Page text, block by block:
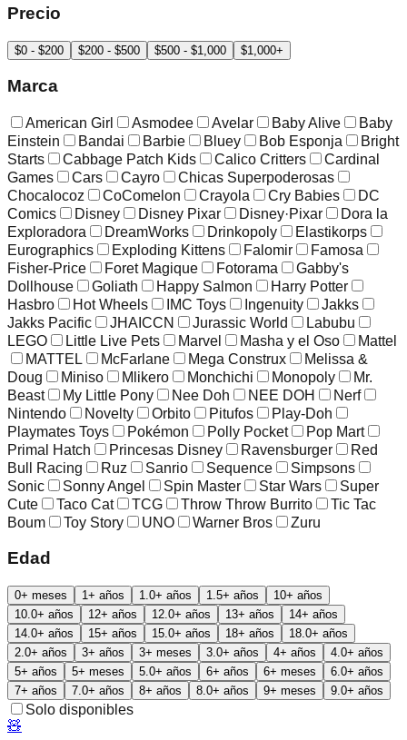
Precio
$0 - $200 $200 - $500 $500 - $1,000 $1,000+
Marca
American Girl Asmodee Avelar Baby Alive
Baby
Einstein
Bandai Barbie Bluey Bob Esponja
Bright
Starts
Cabbage Patch Kids Calico Critters
Cardinal
Games
Cars Cayro
Chicas Superpoderosas
Chocalocoz
CoComelon Crayola Cry Babies
DC
Comics
Disney Disney Pixar Disney·Pixar
Dora la
Exploradora
DreamWorks Drinkopoly
Elastikorps
Eurographics
Exploding Kittens Falomir
Famosa
Fisher-Price
Foret Magique Fotorama
Gabby's
Dollhouse
Goliath Happy Salmon
Harry Potter
Hasbro
Hot Wheels IMC Toys Ingenuity
Jakks
Jakks Pacific
JHAICCN Jurassic World
Labubu
LEGO
Little Live Pets Marvel Masha y el Oso
Mattel
MATTEL
McFarlane Mega Construx
Melissa &
Doug
Miniso Mlikero Monchichi Monopoly
Mr.
Beast
My Little Pony Nee Doh NEE DOH
Nerf
Nintendo
Novelty Orbito Pitufos
Play-Doh
Playmates Toys
Pokémon Polly Pocket
Pop Mart
Primal Hatch
Princesas Disney Ravensburger
Red
Bull Racing
Ruz Sanrio Sequence
Simpsons
Sonic
Sonny Angel Spin Master Star Wars
Super
Cute
Taco Cat TCG Throw Throw Burrito
Tic Tac
Boum
Toy Story UNO Warner Bros Zuru
Edad
0+ meses 1+ años 1.0+ años 1.5+ años
10+ años
10.0+ años
12+ años 12.0+ años 13+ años
14+ años
14.0+ años
15+ años 15.0+ años 18+ años
18.0+ años
2.0+ años
3+ años 3+ meses 3.0+ años 4+ años
4.0+ años
5+ años
5+ meses 5.0+ años 6+ años 6+ meses
6.0+ años
7+ años
7.0+ años 8+ años 8.0+ años 9+ meses 9.0+ años
Solo disponibles
🧸